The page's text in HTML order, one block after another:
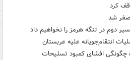
کرد
صفر شد
دوم در تنگه هرمز را نخواهیم داد
انتقام‌جویانه علیه عربستان
چگونگی افشای کمبود تسلیحات